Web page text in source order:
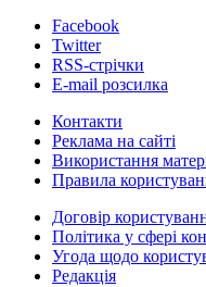
Facebook
Twitter
RSS-стрічки
E-mail розсилка
Контакти
Реклама на сайті
Використання
Правила
Договір
Політика у сфері
Угода щодо
Редакція